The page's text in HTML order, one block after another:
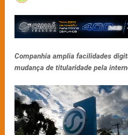
Companhia amplia facilidades
mudança de titularidade pela